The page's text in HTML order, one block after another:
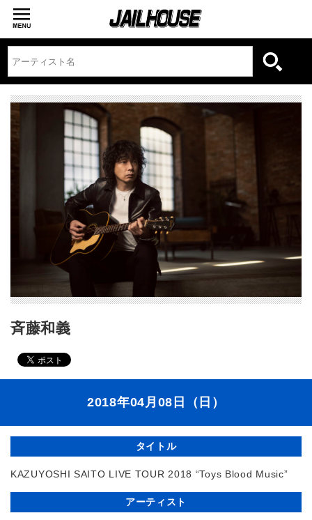
斉藤和義
2018年04月08日（日）
タイトル
KAZUYOSHI SAITO LIVE TOUR 2018 “Toys Blood Music”
アーティスト